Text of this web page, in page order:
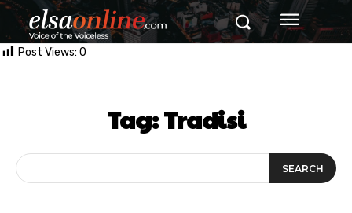
Post Views: 0
Tag:Tradisi
SEARCH